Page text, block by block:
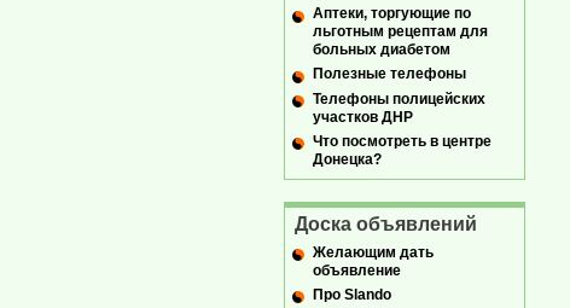
Аптеки, торгующие по
льготным рецептам для
больных диабетом
Полезные телефоны
Телефоны полицейских
участков ДНР
Что посмотреть в центре
Донецка?
Доска объявлений
Желающим дать
объявление
Про Slando